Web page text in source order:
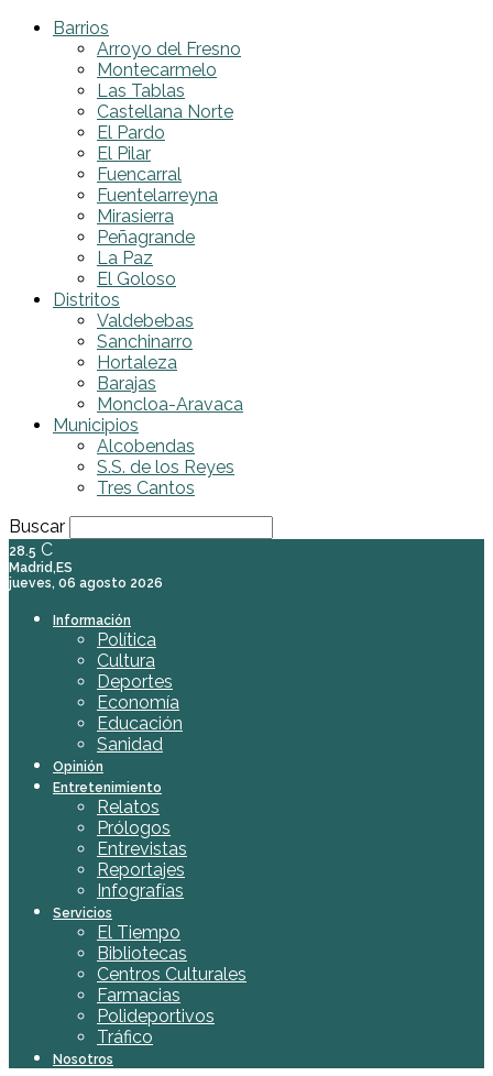
Barrios
Arroyo del Fresno
Montecarmelo
Las Tablas
Castellana Norte
El Pardo
El Pilar
Fuencarral
Fuentelarreyna
Mirasierra
Peñagrande
La Paz
El Goloso
Distritos
Valdebebas
Sanchinarro
Hortaleza
Barajas
Moncloa-Aravaca
Municipios
Alcobendas
S.S. de los Reyes
Tres Cantos
Buscar
28.5 C
Madrid,ES
jueves, 06 agosto 2026
Información
Política
Cultura
Deportes
Economía
Educación
Sanidad
Opinión
Entretenimiento
Relatos
Prólogos
Entrevistas
Reportajes
Infografías
Servicios
El Tiempo
Bibliotecas
Centros Culturales
Farmacias
Polideportivos
Tráfico
Nosotros